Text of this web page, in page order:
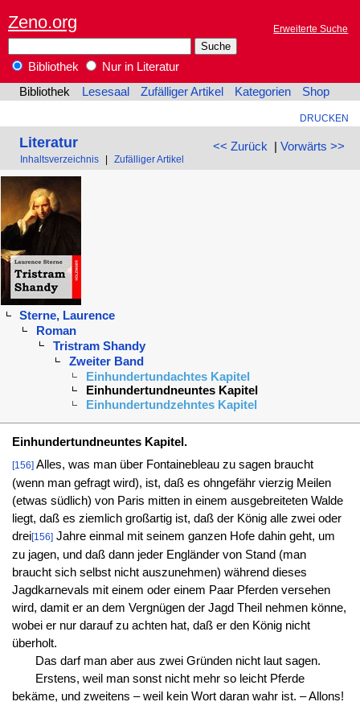
Zeno.org Erweiterte Suche
Bibliothek
Nur in Literatur
Bibliothek
Lesesaal Zufälliger Artikel Kategorien Shop
DRUCKEN
<< Zurück | Vorwärts >>
Literatur
Inhaltsverzeichnis Zufälliger Artikel
Sterne, Laurence
Roman
Tristram Shandy
Zweiter Band
Einhundertundachtes Kapitel
Einhundertundneuntes Kapitel
Einhundertundzehntes Kapitel
Einhundertundneuntes Kapitel.
[156]Alles, was man über Fontainebleau zu sagen braucht
(wenn man gefragt wird), ist, daß es ohngefähr vierzig Meilen
(etwas südlich) von Paris mitten in einem ausgebreiteten Walde
liegt, daß es ziemlich großartig ist, daß der König alle zwei oder
drei[156]Jahre einmal mit seinem ganzen Hofe dahin geht, um
zu jagen, und daß dann jeder Engländer von Stand (man
braucht sich selbst nicht auszunehmen) während dieses
Jagdkarnevals mit einem oder einem Paar Pferden versehen
wird, damit er an dem Vergnügen der Jagd Theil nehmen könne,
wobei er nur darauf zu achten hat, daß er den König nicht
überholt.
Das darf man aber aus zwei Gründen nicht laut sagen.
Erstens, weil man sonst nicht mehr so leicht Pferde
bekäme, und zweitens – weil kein Wort daran wahr ist. – Allons!